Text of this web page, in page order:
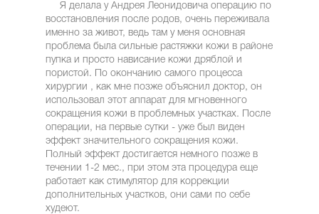
Я делала у Андрея Леонидовича операцию по
восстановления после родов, очень переживала
именно за живот, ведь там у меня основная
проблема была сильные растяжки кожи в районе
пупка и просто нависание кожи дряблой и
пористой. По окончанию самого процесса
хирургии , как мне позже объяснил доктор, он
использовал этот аппарат для мгновенного
сокращения кожи в проблемных участках. После
операции, на первые сутки - уже был виден
эффект значительного сокращения кожи.
Полный эффект достигается немного позже в
течении 1-2 мес., при этом эта процедура еще
работает как стимулятор для коррекции
дополнительных участков, они сами по себе
худеют.